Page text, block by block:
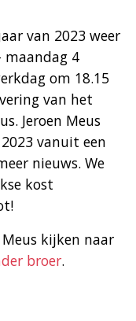
van 2023 weer
maandag 4
om 18.15
van het
Jeroen Meus
vanuit een
nieuws. We
kost
kijken naar
broer.